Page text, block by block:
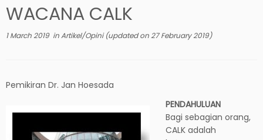
WACANA CALK
1 March 2019inArtikel/Opini(updated on27 February 2019)
Pemikiran Dr. Jan Hoesada
PENDAHULUAN
Bagi sebagian orang,
CALK adalah